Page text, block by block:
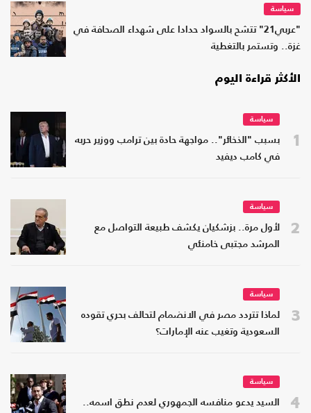
سياسة
"عربي21" تتشح بالسواد حدادا على شهداء الصحافة في
غزة.. وتستمر بالتغطية
الأكثر قراءة اليوم
1
سياسة
بسبب "الذخائر".. مواجهة حادة بين ترامب ووزير حربه
في كامب ديفيد
2
سياسة
لأول مرة.. بزشكيان يكشف طبيعة التواصل مع
المرشد مجتبى خامنئي
3
سياسة
لماذا تتردد مصر في الانضمام لتحالف بحري تقوده
السعودية وتغيب عنه الإمارات؟
4
سياسة
السيد يدعو منافسه الجمهوري لعدم نطق اسمه..